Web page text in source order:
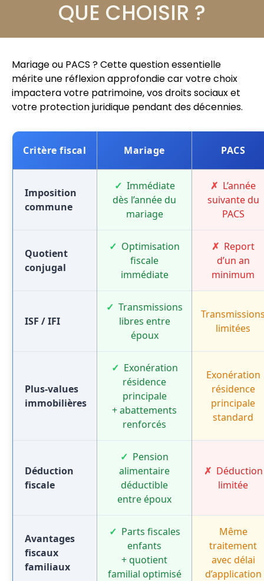
QUE CHOISIR ?
Mariage ou PACS ? Cette question essentielle
mérite une réflexion approfondie car votre choix
impactera votre patrimoine, vos droits sociaux et
votre protection juridique pendant des décennies.
Critère fiscal Mariage PACS
Imposition
commune
Immédiate
dès l’année du
mariage
L’année
suivante du
PACS
Quotient
conjugal
Optimisation
fiscale
immédiate
Report
d’un an
minimum
ISF / IFI
Transmissions
libres entre
époux
limitées
Plus-values
immobilières
Exonération
résidence
principale
+ abattements
renforcés
Exonération
résidence
principale
standard
Déduction
fiscale
Pension
alimentaire
déductible
entre époux
Déduction
limitée
Avantages
fiscaux
familiaux
Parts fiscales
enfants
+ quotient
familial optimisé
Même
traitement
avec délai
d’application